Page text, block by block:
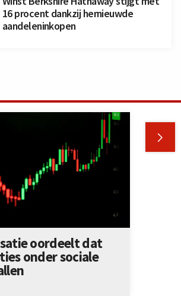
16 procent dankzij hernieuwde
aandeleninkopen

oordeelt dat
onder sociale